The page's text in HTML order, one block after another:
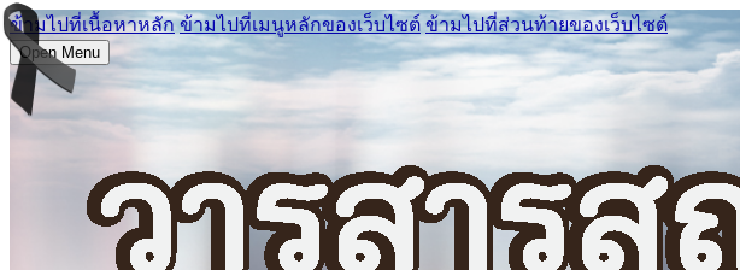
ข้ามไปที่เนื้อหาหลัก ข้ามไปที่เมนูหลักของเว็บไซต์ ข้ามไปที่ส่วนท้ายของเว็บไซต์
Open Menu